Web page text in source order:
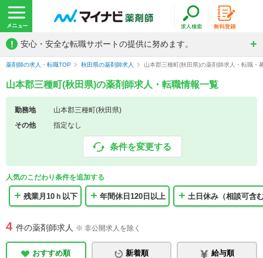
! 安心・安全な転職サポートの提供に努めます。
薬剤師の求人・転職TOP 秋田県の薬剤師求人 山本郡三種町(秋田県)の薬剤師求人・転職・
山本郡三種町(秋田県)の薬剤師求人・転職情報一覧
勤務地
山本郡三種町(秋田県)
その他
指定なし
条件を変更する
人気のこだわり条件を追加する
残業月10ｈ以下 年間休日120日以上 土日休み（相談可含
4 件の薬剤師求人 ※ 非公開求人を除く
おすすめ順 新着順 給与順